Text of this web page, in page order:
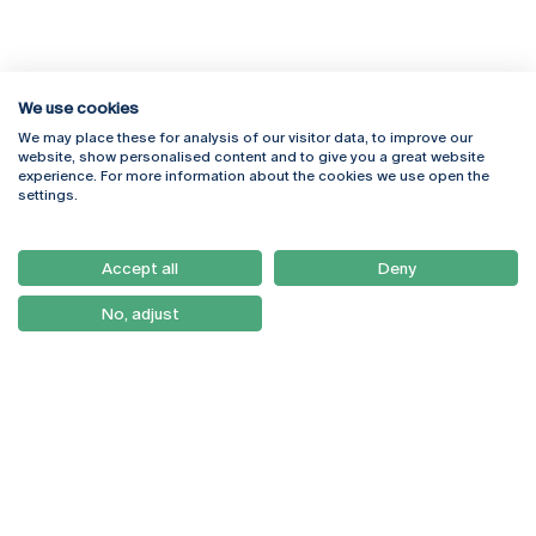
Rua Diogo Botelho 1327
4169-005 Porto
+351 226 196 240
Campus Online
Webmail
Como Chegar
Newsletter
We use cookies
We may place these for analysis of our visitor data, to improve our
website, show personalised content and to give you a great website
experience. For more information about the cookies we use open the
settings.
Accept all Deny
No, adjust